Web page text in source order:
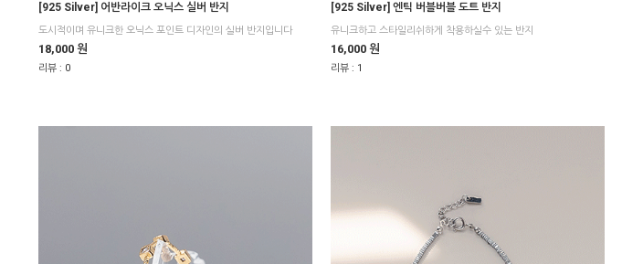
[925 Silver] 어반라이크 오닉스 실버 반지
도시적이며 유니크한 오닉스 포인트 디자인의 실버 반지입니다
18,000 원
리뷰 : 0
[925 Silver] 엔틱 버블버블 도트 반지
유니크하고 스타일리쉬하게 착용하실수 있는 반지
16,000 원
리뷰 : 1